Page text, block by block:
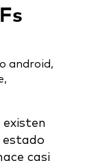
android,
,
existen
estado
casi